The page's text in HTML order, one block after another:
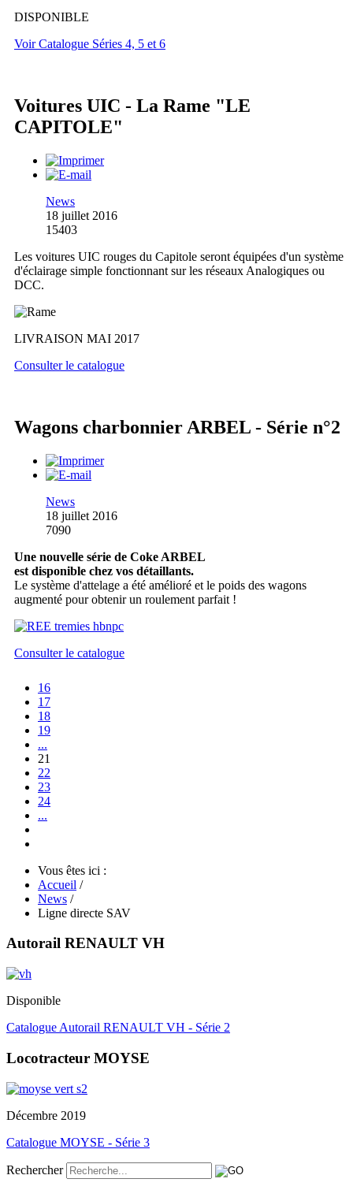
DISPONIBLE
Voir Catalogue Séries 4, 5 et 6
Voitures UIC - La Rame "LE
CAPITOLE"
News
18 juillet 2016
15403
Les voitures UIC rouges du Capitole seront équipées d'un système
d'éclairage simple fonctionnant sur les réseaux Analogiques ou
DCC.
LIVRAISON MAI 2017
Consulter le catalogue
Wagons charbonnier ARBEL - Série n°2
News
18 juillet 2016
7090
Une nouvelle série de Coke ARBEL
est disponible chez vos détaillants.
Le système d'attelage a été amélioré et le poids des wagons
augmenté pour obtenir un roulement parfait !
Consulter le catalogue
16
17
18
19
...
21
22
23
24
...
Vous êtes ici :
Accueil /
News /
Ligne directe SAV
Autorail RENAULT VH
Disponible
Catalogue Autorail RENAULT VH - Série 2
Locotracteur MOYSE
Décembre 2019
Catalogue MOYSE - Série 3
Rechercher